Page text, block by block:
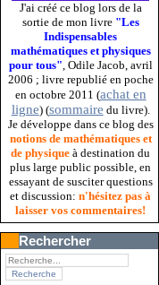
J'ai créé ce blog lors de la
sortie de mon livre "Les
Indispensables
mathématiques et physiques
pour tous", Odile Jacob, avril
2006 ; livre republié en poche
en octobre 2011 (achat en
ligne) (sommaire du livre).
Je développe dans ce blog des
notions de mathématiques et
de physique à destination du
plus large public possible, en
essayant de susciter questions
et discussion: n'hésitez pas à
laisser vos commentaires!
Rechercher